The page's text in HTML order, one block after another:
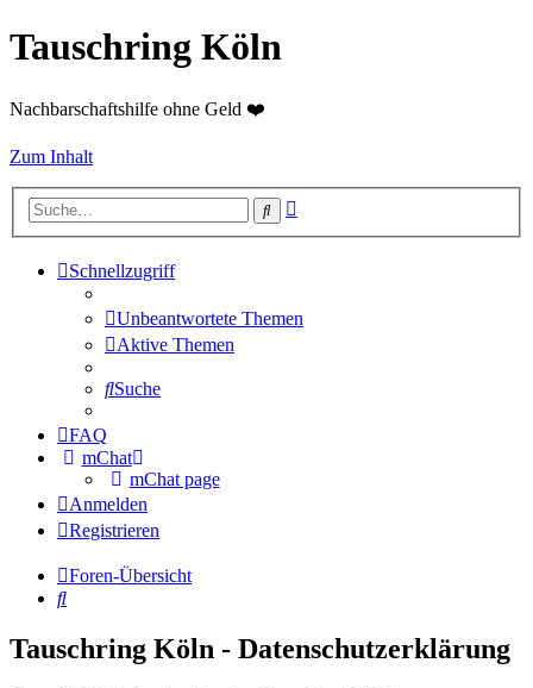
Tauschring Köln
Nachbarschaftshilfe ohne Geld ❤️
Zum Inhalt
Suche
Schnellzugriff
Unbeantwortete Themen
Aktive Themen
Suche
FAQ
mChat
mChat page
Anmelden
Registrieren
Foren-Übersicht
Suche
Tauschring Köln - Datenschutzerklärung